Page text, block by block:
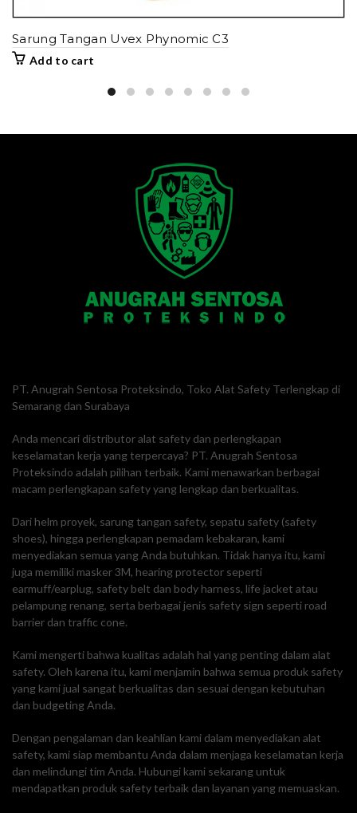
Sarung Tangan Uvex Phynomic C3
Add to cart
PT. Anugrah Sentosa Proteksindo, Toko Alat Safety Terlengkap di
Semarang dan Surabaya
Anda mencari distributor alat safety dan perlengkapan
keselamatan kerja yang terpercaya? PT. Anugrah Sentosa
Proteksindo adalah pilihan terbaik. Kami menawarkan berbagai
macam perlengkapan safety yang lengkap dan berkualitas.
Dari helm proyek, sarung tangan safety, sepatu safety (safety
shoes), hingga perlengkapan pemadam kebakaran, kami
menyediakan semua yang Anda butuhkan. Tidak hanya itu, kami
juga memiliki masker 3M, hearing protector seperti
earmuff/earplug, safety belt dan body harness, life jacket atau
pelampung renang, serta berbagai jenis safety sign seperti road
barrier dan traffic cone.
Kami mengerti bahwa kualitas adalah hal yang penting dalam alat
safety. Oleh karena itu, kami menjamin bahwa semua produk safety
yang kami jual sangat berkualitas dan sesuai dengan kebutuhan
dan budgeting Anda.
Dengan pengalaman dan keahlian kami dalam menyediakan alat
safety, kami siap membantu Anda dalam menjaga keselamatan kerja
dan melindungi tim Anda. Hubungi kami sekarang untuk
mendapatkan produk safety terbaik dan layanan yang memuaskan.